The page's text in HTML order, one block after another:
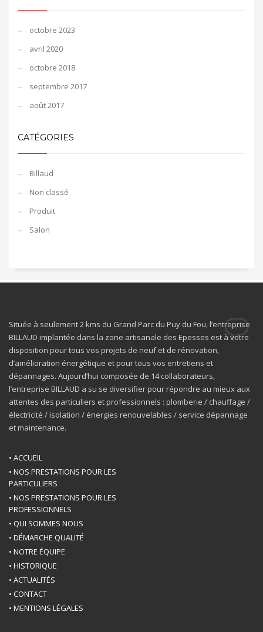
octobre 2023
avril 2020
octobre 2018
septembre 2017
août 2017
CATÉGORIES
Billaud
Non classé
Produit
Salon
Située à seulement 2 kms du Grand Parc du Puy du Fou, l’entreprise
BILLAUD implantée dans la zone artisanale des Epesses est à votre
disposition pour tous vos projets de neuf et de rénovation,
d’amélioration énergétique et pour tous vos entretiens et
dépannages. Aujourd’hui composée de 14 collaborateurs,
l’entreprise BILLAUD a su se diversifier pour répondre au mieux aux
attentes des particuliers et professionnels : plomberie / chauffage /
électricité / isolation / énergies renouvelables / service dépannage
et maintenance.
• ACCUEIL
• NOS PRESTATIONS POUR LES
PARTICULIERS
• NOS PRESTATIONS POUR LES
PROFESSIONNELS
• QUI SOMMES NOUS
• DÉMARCHE QUALITÉ
• NOTRE ÉQUIPE
• HISTORIQUE
• ACTUALITÉS
• CONTACT
• MENTIONS LÉGALES